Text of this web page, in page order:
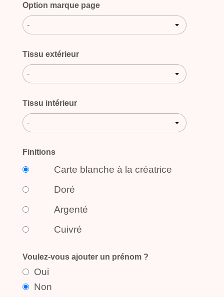
Option marque page
-
Tissu extérieur
-
Tissu intérieur
-
Finitions
Carte blanche à la créatrice
Doré
Argenté
Cuivré
Voulez-vous ajouter un prénom ?
Oui
Non